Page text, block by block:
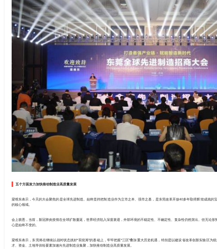
五个方面发力加快推动制造业高质量发展
梁维东表示，今天的大会聚焦的是全球先进制造。始终坚持把制造业作为立市之本、强市之基，是东莞改革开放40多年取得辉煌成就的
的核心领域。
会上获悉，当前，新冠肺炎疫情在全球扩散蔓延，世界经济陷入深度衰退，外部环境的不稳定性、不确定性、复杂性仍然突出。但无论
心是始终不变的。
梁维东表示，东莞将在继续以战时状态抓好“双统筹”的基础上，牢牢把握“三区”叠加重大历史机遇，特别是以建设省改革创新实验区为
才、资金、土地等供给要素加速向先进制造业集聚，加快推动制造业高质量发展。